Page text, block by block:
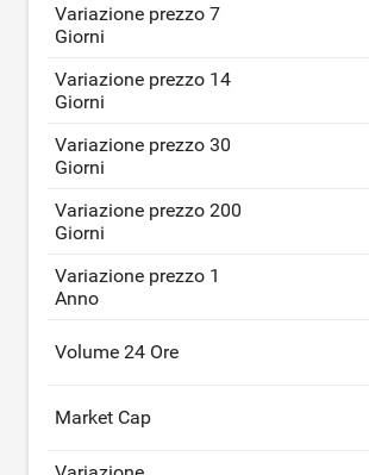
Variazione prezzo 7
Giorni
Variazione prezzo 14
Giorni
Variazione prezzo 30
Giorni
Variazione prezzo 200
Giorni
Variazione prezzo 1
Anno
Volume 24 Ore
Market Cap